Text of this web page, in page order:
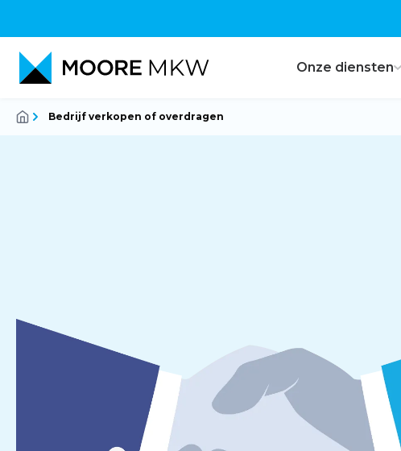
Onze diensten
Personeels- en salarisadvies
Bedrijf verkopen of overdragen